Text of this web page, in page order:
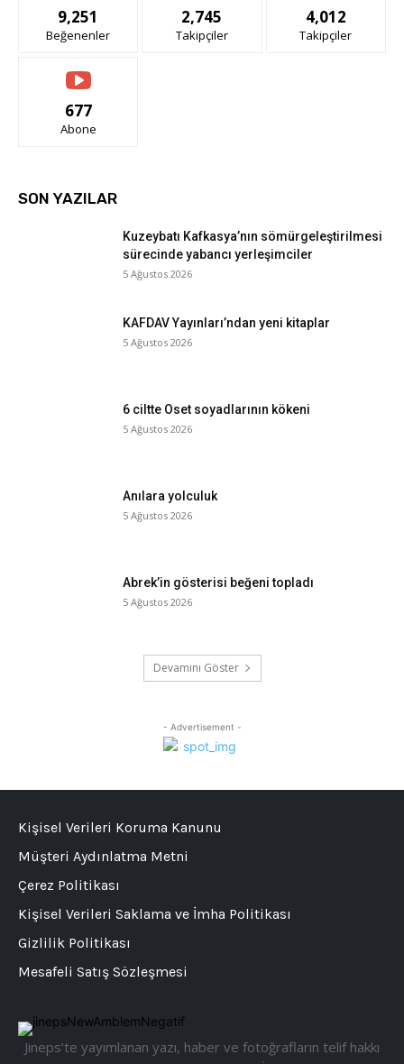
9,251
Beğenenler
2,745
Takipçiler
4,012
Takipçiler
677
Abone
SON YAZILAR
Kuzeybatı Kafkasya’nın sömürgeleştirilmesi
sürecinde yabancı yerleşimciler
5 Ağustos 2026
KAFDAV Yayınları’ndan yeni kitaplar
5 Ağustos 2026
6 ciltte Oset soyadlarının kökeni
5 Ağustos 2026
Anılara yolculuk
5 Ağustos 2026
Abrek’in gösterisi beğeni topladı
5 Ağustos 2026
Devamını Göster
- Advertisement -
Jineps’te yayımlanan yazı, haber ve fotoğrafların telif hakkı
Kişisel Verileri Koruma Kanunu
Müşteri Aydınlatma Metni
Çerez Politikası
Kişisel Verileri Saklama ve İmha Politikası
Gizlilik Politikası
Mesafeli Satış Sözleşmesi